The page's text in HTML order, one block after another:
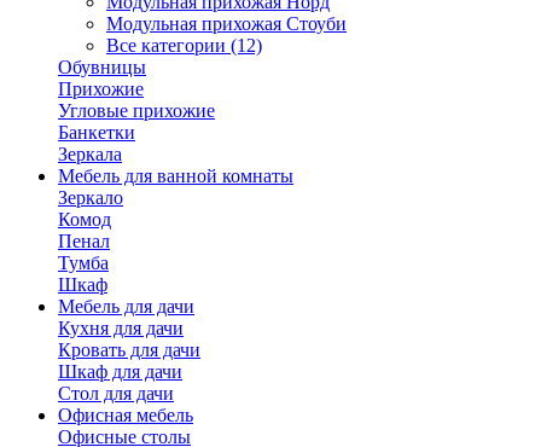
Модульная прихожая Стоуби
Все категории (12)
Обувницы
Прихожие
Угловые прихожие
Банкетки
Зеркала
Мебель для ванной комнаты
Зеркало
Комод
Пенал
Тумба
Шкаф
Мебель для дачи
Кухня для дачи
Кровать для дачи
Шкаф для дачи
Стол для дачи
Офисная мебель
Офисные столы